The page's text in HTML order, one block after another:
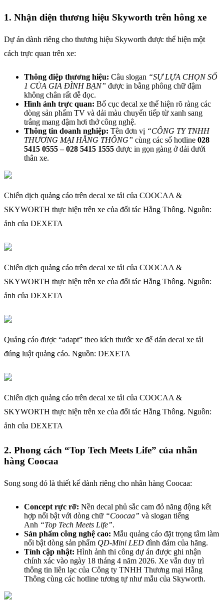
1. Nhận diện thương hiệu Skyworth trên hông xe
Dự án dành riêng cho thương hiệu Skyworth được thể hiện một
cách trực quan trên xe:
Thông điệp thương hiệu: Câu slogan “SỰ LỰA CHỌN SỐ
1 CỦA GIA ĐÌNH BẠN” được in bằng phông chữ đậm
không chân rất dễ đọc.
Hình ảnh trực quan: Bố cục decal xe thể hiện rõ ràng các
dòng sản phẩm TV và dải màu chuyển tiếp từ xanh sang
trắng mang đậm hơi thở công nghệ.
Thông tin doanh nghiệp: Tên đơn vị “CÔNG TY TNHH
THƯƠNG MẠI HẰNG THÔNG” cùng các số hotline 028
5415 0555 – 028 5415 1555 được in gọn gàng ở dải dưới
thân xe.
Chiến dịch quảng cáo trên decal xe tải của COOCAA &
SKYWORTH thực hiện trên xe của đối tác Hằng Thông. Nguồn:
ảnh của DEXETA
Chiến dịch quảng cáo trên decal xe tải của COOCAA &
SKYWORTH thực hiện trên xe của đối tác Hằng Thông. Nguồn:
ảnh của DEXETA
Quảng cáo được “adapt” theo kích thước xe để dán decal xe tải
đúng luật quảng cáo. Nguồn: DEXETA
Chiến dịch quảng cáo trên decal xe tải của COOCAA &
SKYWORTH thực hiện trên xe của đối tác Hằng Thông. Nguồn:
ảnh của DEXETA
2. Phong cách “Top Tech Meets Life” của nhãn
hàng Coocaa
Song song đó là thiết kế dành riêng cho nhãn hàng Coocaa:
Concept rực rỡ: Nền decal phủ sắc cam đỏ năng động kết
hợp nổi bật với dòng chữ “Coocaa” và slogan tiếng
Anh “Top Tech Meets Life”.
Sản phẩm công nghệ cao: Mẫu quảng cáo đặt trọng tâm làm
nổi bật dòng sản phẩm QD-Mini LED đình đám của hãng.
Tính cập nhật: Hình ảnh thi công dự án được ghi nhận
chính xác vào ngày 18 tháng 4 năm 2026. Xe vẫn duy trì
thông tin liên lạc của Công ty TNHH Thương mại Hằng
Thông cùng các hotline tương tự như mẫu của Skyworth.